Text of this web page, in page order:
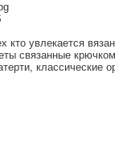
кто увлекается
связанные
классические